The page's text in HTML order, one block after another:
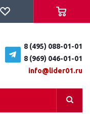
8 (495) 088-01-01
8 (969) 046-01-01
info@lider01.ru